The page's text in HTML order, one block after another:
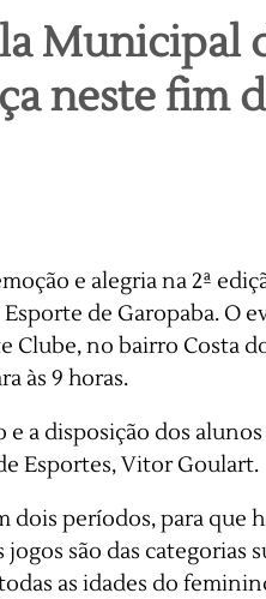
Municipal
neste fim
e alegria na 2ª
de Garopaba. O
Clube, no bairro Costa
às 9 horas.
a disposição dos
Esportes, Vitor Goulart.
dois períodos, para que
são das categorias
as idades do